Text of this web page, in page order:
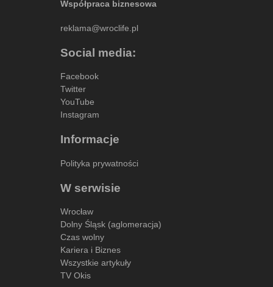
Współpraca biznesowa
reklama@wroclife.pl
Social media:
Facebook
Twitter
YouTube
Instagram
Informacje
Polityka prywatności
W serwisie
Wrocław
Dolny Śląsk (aglomeracja)
Czas wolny
Kariera i Biznes
Wszystkie artykuły
TV Okis